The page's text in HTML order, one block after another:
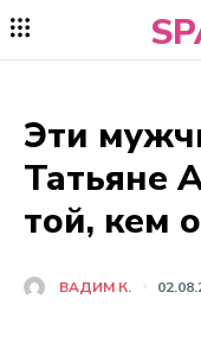
Эти
Татьяне
той, кем
ВАДИМ К.